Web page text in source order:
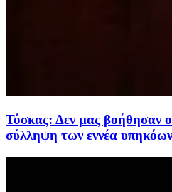
Τόσκας: Δεν μας βοήθησαν
σύλληψη των εννέα υπηκόων